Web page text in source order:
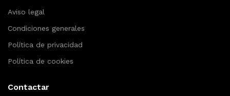
Aviso legal
Condiciones generales
Política de privacidad
Política de cookies
Contactar